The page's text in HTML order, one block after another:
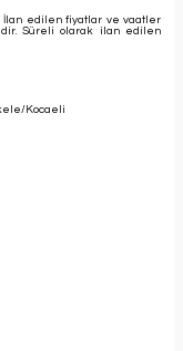
İlan edilen fiyatlar ve vaatler
Süreli olarak ilan edilen
Kocaeli